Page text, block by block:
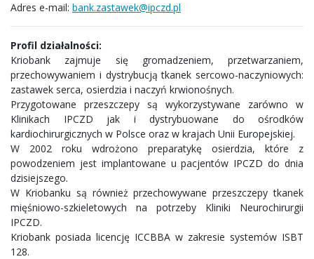
Adres e-mail: bank.zastawek@ipczd.pl
Profil działalności:
Kriobank zajmuje się gromadzeniem, przetwarzaniem,
przechowywaniem i dystrybucją tkanek sercowo-naczyniowych:
zastawek serca, osierdzia i naczyń krwionośnych.
Przygotowane przeszczepy są wykorzystywane zarówno w
Klinikach IPCZD jak i dystrybuowane do ośrodków
kardiochirurgicznych w Polsce oraz w krajach Unii Europejskiej.
W 2002 roku wdrożono preparatykę osierdzia, które z
powodzeniem jest implantowane u pacjentów IPCZD do dnia
dzisiejszego.
W Kriobanku są również przechowywane przeszczepy tkanek
mięśniowo-szkieletowych na potrzeby Kliniki Neurochirurgii
IPCZD.
Kriobank posiada licencję ICCBBA w zakresie systemów ISBT
128.